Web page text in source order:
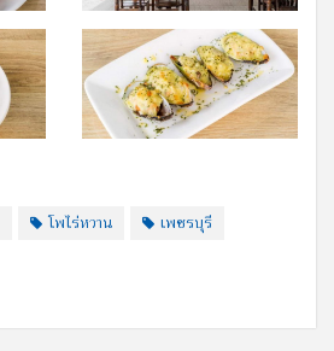
โพไร่หวาน
เพชรบุรี